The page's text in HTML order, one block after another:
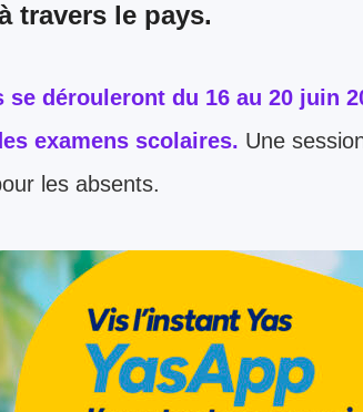
travers le pays.
se dérouleront du 16 au 20 juin
examens scolaires. Une
les absents.